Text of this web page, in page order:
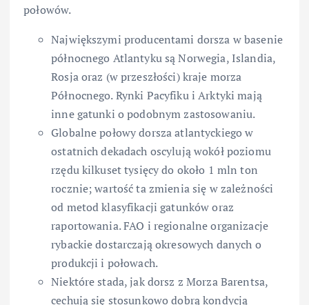
połowów.
Największymi producentami dorsza w basenie
północnego Atlantyku są Norwegia, Islandia,
Rosja oraz (w przeszłości) kraje morza
Północnego. Rynki Pacyfiku i Arktyki mają
inne gatunki o podobnym zastosowaniu.
Globalne połowy dorsza atlantyckiego w
ostatnich dekadach oscylują wokół poziomu
rzędu kilkuset tysięcy do około 1 mln ton
rocznie; wartość ta zmienia się w zależności
od metod klasyfikacji gatunków oraz
raportowania. FAO i regionalne organizacje
rybackie dostarczają okresowych danych o
produkcji i połowach.
Niektóre stada, jak dorsz z Morza Barentsa,
cechują się stosunkowo dobrą kondycją